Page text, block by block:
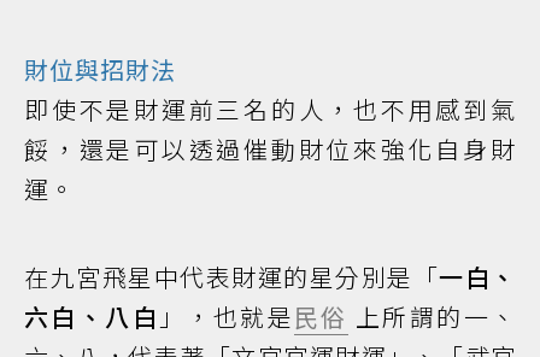
財位與招財法
即使不是財運前三名的人，也不用感到氣
餒，還是可以透過催動財位來強化自身財
運。
在九宮飛星中代表財運的星分別是「一白、
六白、八白 」，也就是民俗
上所謂的一、